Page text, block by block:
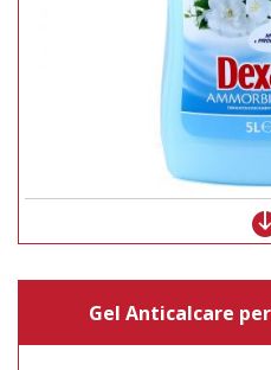
Gel Anticalcare